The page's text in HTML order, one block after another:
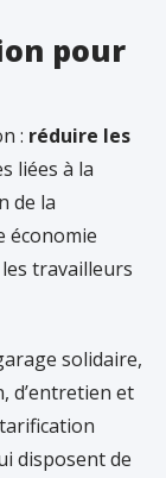
pour
: réduire les
liées à la
de la
économie
travailleurs
solidaire,
d’entretien et
disposent de